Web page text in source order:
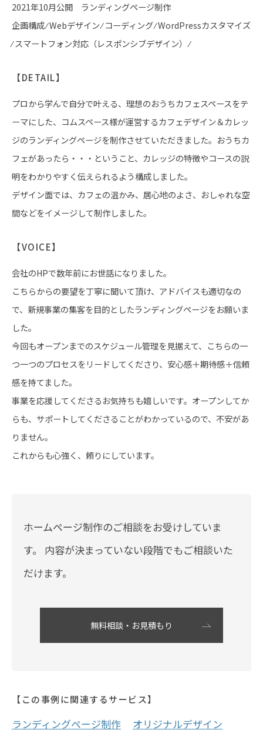
2021年10月公開 ランディングページ制作
企画構成 ⁄ Webデザイン ⁄ コーディング ⁄ WordPressカスタマイズ
⁄ スマートフォン対応（レスポンシブデザイン） ⁄
【DETAIL】
プロから学んで自分で叶える、理想のおうちカフェスペースをテ
ーマにした、コムスペース様が運営するカフェデザイン＆カレッ
ジのランディングページを制作させていただきました。おうちカ
フェがあったら・・・ということ、カレッジの特徴やコースの説
明をわかりやすく伝えられるよう構成しました。
デザイン面では、カフェの温かみ、居心地のよさ、おしゃれな空
間などをイメージして制作しました。
【VOICE】
会社のHPで数年前にお世話になりました。
こちらからの要望を丁寧に聞いて頂け、アドバイスも適切なの
で、新規事業の集客を目的としたランディングページをお願いま
した。
今回もオープンまでのスケジュール管理を見据えて、こちらの一
つ一つのプロセスをリードしてくださり、安心感＋期待感＋信頼
感を持てました。
事業を応援してくださるお気持ちも嬉しいです。オープンしてか
らも、サポートしてくださることがわかっているので、不安があ
りません。
これからも心強く、頼りにしています。
ホームページ制作のご相談をお受けしていま
す。
内容が決まっていない段階でもご相談いた
だけます。
無料相談・お見積もり
【この事例に関連するサービス】
ランディングページ制作
オリジナルデザイン